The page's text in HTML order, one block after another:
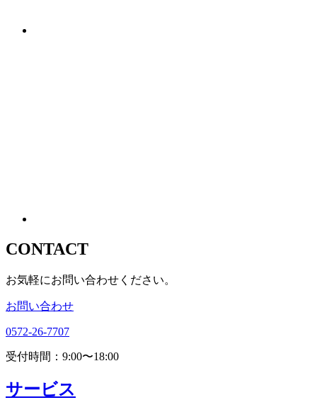
CONTACT
お気軽にお問い合わせください。
お問い合わせ
0572-26-7707
受付時間：9:00〜18:00
サービス